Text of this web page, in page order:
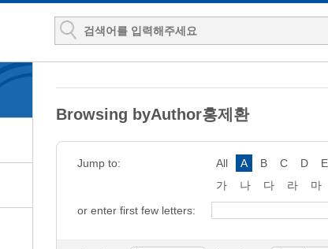
Browsing byAuthor홍제환
Jump to: All A B C D E
가
나 다 라 마
or enter first few letters: